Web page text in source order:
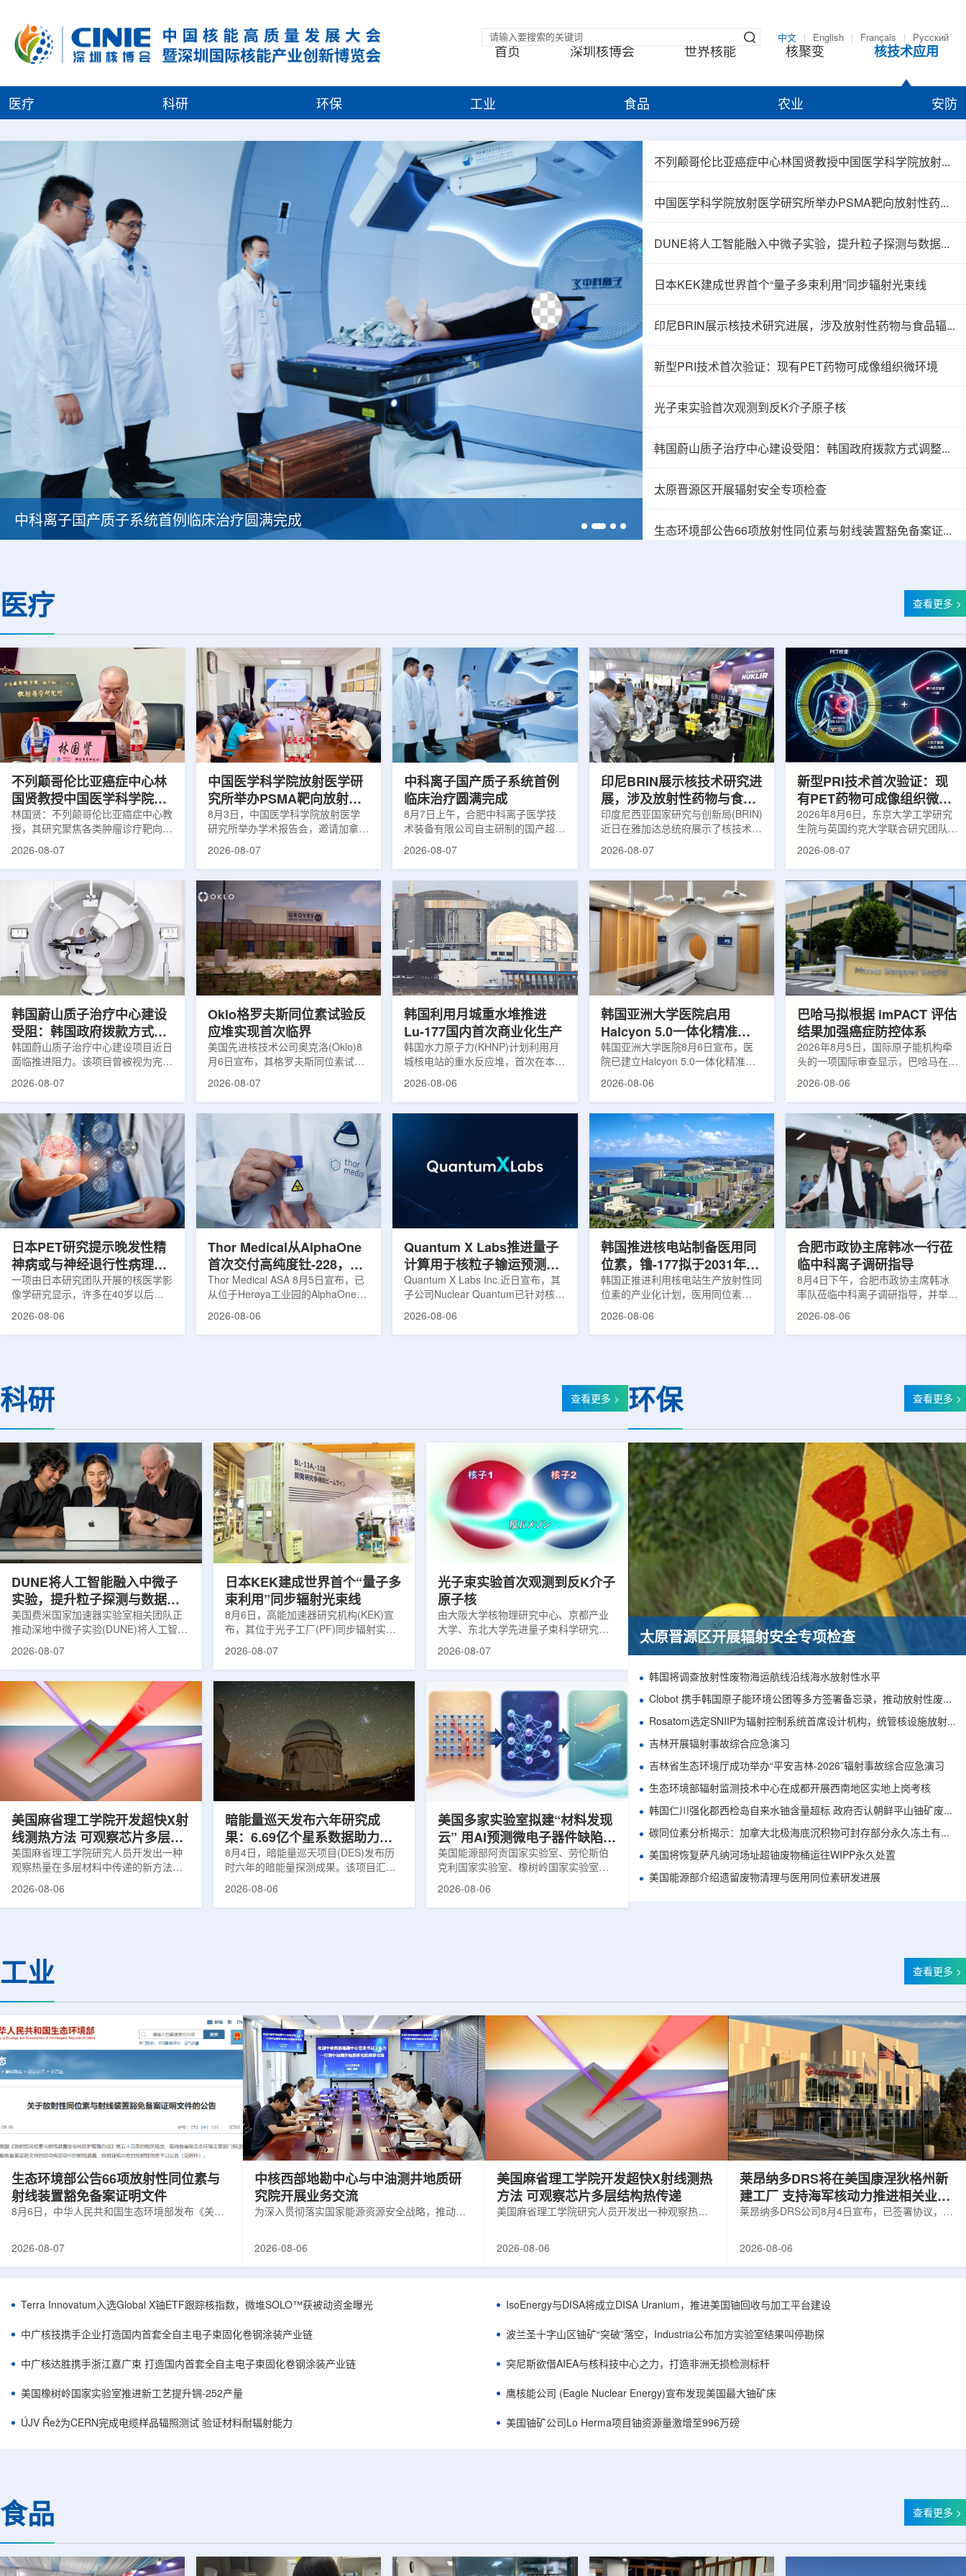
中文 English Français Русский
首页 深圳核博会 世界核能 核聚变 核技术应用
医疗 科研 环保 工业 食品 农业 安防
中科离子国产质子系统首例临床治疗圆满完成 韩国忠清北道上半年农水产品放射性检测结果达
不列颠哥伦比亚癌症中心林国贤教授中国医学科学院放射医学研究所开展学术交流
中国医学科学院放射医学研究所举办PSMA靶向放射性药物学术报告会
DUNE将人工智能融入中微子实验，提升粒子探测与数据处理能力
日本KEK建成世界首个“量子多束利用”同步辐射光束线
印尼BRIN展示核技术研究进展，涉及放射性药物与食品辐照应用
新型PRI技术首次验证：现有PET药物可成像组织微环境
光子束实验首次观测到反K介子原子核
韩国蔚山质子治疗中心建设受阻：韩国政府拨款方式调整影响项目推进
太原晋源区开展辐射安全专项检查
生态环境部公告66项放射性同位素与射线装置豁免备案证明文件
医疗 查看更多 >
不列颠哥伦比亚癌症中心林
国贤教授中国医学科学院放
射医学研究所开展学术交流
林国贤：不列颠哥伦比亚癌症中心教
授，其研究聚焦各类肿瘤诊疗靶向放
射性药物开发，迄今已主导/参与发
完成自研7款放射性药物的临床转
化，用于多种肿瘤诊疗。报告会上，
林国贤教授基于其团队多年的前沿探
索，系统梳理了针对前列腺癌靶点
PSMA的核药相关研究进展：一是F-
18标记PSMA靶向PET显像剂的分子
设计与临床优势;二是通过理性优化
分子结构，大幅提高Lu-177标记治
2026-08-07
中国医学科学院放射医学研
究所举办PSMA靶向放射性
药物学术报告会
8月3日，中国医学科学院放射医学
研究所举办学术报告会，邀请加拿大
温哥华不列颠哥伦比亚癌症中心林国
性药物开发》的学术报告。报告会采
取线上线下结合方式举行，放射所部
分科研人员和研究生参加。林国贤教
授长期从事肿瘤诊疗靶向放射性药物
开发研究，已主导或参与发表135余
篇同行评议期刊论文，提交30余项
放射性药物相关专利申请，并完成7
款自研放射性药物的临床转化，应用
2026-08-07
中科离子国产质子系统首例
临床治疗圆满完成
8月7日上午，合肥中科离子医学技
术装备有限公司自主研制的国产超导
回旋质子治疗系统，在合肥离子医学
治疗系统的重要突破。本例受试者为
肺癌患者。试验所用的超导质子治疗
系统，搭载中科离子自主研发的
SC240超导回旋加速器，具有超大照
射野、360°全周束流配送能力。治
疗全程依托多模融合4D图像引导精
准定位，能实现动态适配、精准治
疗。设备运行平稳低噪，治疗控制软
2026-08-07
印尼BRIN展示核技术研究进
展，涉及放射性药物与食品
辐照应用
印度尼西亚国家研究与创新局(BRIN)
近日在雅加达总统府展示了核技术研
究成果。BRIN局长阿里夫·萨特里亚
粮食和健康等领域。在健康领域，
BRIN正在开发用于核医学的放射性
药物。这类药物含有放射性物质，可
用于癌症诊断和治疗。阿里夫表示，
放射性药物研发对癌症识别和治疗具
有重要意义。在食品领域，BRIN将
核技术用于食品保鲜，重点包括出口
水果的辐照处理。阿里夫介绍，一些
2026-08-07
新型PRI技术首次验证：现
有PET药物可成像组织微环
境
2026年8月6日，东京大学工学研究
生院与英国约克大学联合研究团队宣
布，已建立一种利用正电子三光子衰
该方法可结合现有临床PET显像剂使
用，有望为核医学影像提供观察组织
微环境的新手段。利用正电子-3光子
衰变的下一代核医学成像概念图目前
临床PET扫描主要利用正电子双光子
湮灭过程显示药物在体内的分布和积
累情况，但对组织缺氧等与疾病恶性
程度相关的微环境信息捕捉有限。...
2026-08-07
韩国蔚山质子治疗中心建设
受阻：韩国政府拨款方式调
整影响项目推进
韩国蔚山质子治疗中心建设项目近日
面临推进阻力。该项目曾被视为完善
韩国东南部区域癌症治疗体系的关键
的难度明显上升。据蔚山市8月6日
消息，蔚山市已于去年3月完成质子
治疗中心建设可行性研究及基本规划
制定服务，并开始争取国家拨款。不
过，韩国保健福祉部回复称，难以单
独为蔚山市提供大型项目资金。此
前，蔚山市曾计划通过建设质子治疗
中心，构建癌症患者可在区域内完成
2026-08-07
Oklo格罗夫斯同位素试验反
应堆实现首次临界
美国先进核技术公司奥克洛(Oklo)8
月6日宣布，其格罗夫斯同位素试验
反应堆已在低功率状态下实现可控自
格罗夫斯同位素试验反应堆设施(图
片：格罗夫斯)格罗夫斯低功率试验
反应堆位于美国得克萨斯州洛克哈
特，是美国能源部反应堆试点计划下
首个在私人土地上实现临界的反应
堆。根据奥克洛介绍，该设施从未开
发土地起步建设，完成了土建开挖、
工程建设、组件制造或采购、燃料配
2026-08-07
韩国利用月城重水堆推进
Lu-177国内首次商业化生产
韩国水力原子力(KHNP)计划利用月
城核电站的重水反应堆，首次在本土
生产用于癌症治疗的放射性同位素
元化的供应链并缩短运输时间。此次
计划的首要目标是实现镥-177的商业
化生产，预计在2028年进行试生
产，并在2031年开始全面量产。之
后，韩国水力原子力还将扩大生产范
2026-08-06
韩国亚洲大学医院启用
Halcyon 5.0一体化精准放
射治疗方案
韩国亚洲大学医院8月6日宣布，医
院已建立Halcyon 5.0一体化精准放
射治疗解决方案，并开始全面用于患
实时运动管理整合到同一治疗流程
中，用于提升图像引导放射治疗的精
准度和安全性。此次实施方案以
Halcyon系统软件5.0版本为基础，集
成高分辨率锥形束CT成像系统
HyperSight、六自由度患者定位台
Dynamic Couch，以及表面引导放
射治疗系统IDENTIFY。亚洲大学医
2026-08-06
巴哈马拟根据 imPACT 评估
结果加强癌症防控体系
2026年8月5日，国际原子能机构牵
头的一项国际审查显示，巴哈马在加
强癌症治疗服务方面具备进一步提升
治疗效果提出了路线图。巴哈马拿骚
玛格丽特公主医院(图片：Pelow
Media/Adobe Stock)这项 imPACT
评估由国际原子能机构、世界卫生组
织/泛美卫生组织和国际癌症研究机
构共同开展，应巴哈马卫生与健康部
请求进行，重点评估该国癌症防控能
力和实际需求。6月9日至11日，专
2026-08-06
日本PET研究提示晚发性精
神病或与神经退行性病理相
关
一项由日本研究团队开展的核医学影
像学研究显示，许多在40岁以后首
次出现幻觉、妄想等精神病性症状的
踪剂^11C-PiB，以及tau蛋白PET示
踪剂^18F-florzolotau，对受试者大
神病患者中，β-淀粉样蛋白阳性...
2026-08-06
Thor Medical从AlphaOne
首次交付高纯度钍-228，商
业供货启动
Thor Medical ASA 8月5日宣布，已
从位于Herøya工业园的AlphaOne生
产设施完成首批高纯度钍-228(Th-
足靶向α疗法领域对高纯度...
2026-08-06
Quantum X Labs推进量子
计算用于核粒子输运预测模
拟
Quantum X Labs Inc.近日宣布，其
子公司Nuclear Quantum已针对核工
业计算模拟中的一项瓶颈提出新方
效率。Nuclear Quantum此次提出的
学能够直接在量子计算框架中表示和
模拟。...
2026-08-06
韩国推进核电站制备医用同
位素，镥-177拟于2031年商
业化生产
韩国正推进利用核电站生产放射性同
位素的产业化计划，医用同位素
镥-177(Lu-177)被列为首个商业化目
用较广的治疗性放射性同位素，可用
于前列腺癌、神经内分泌肿瘤等疾病
期约为6.6天，从生产、运输到药物
制备和患者给药...
2026-08-06
合肥市政协主席韩冰一行莅
临中科离子调研指导
8月4日下午，合肥市政协主席韩冰
率队莅临中科离子调研指导，并举行
座谈交流。市人大常委会副主任雍凤
经理陈永华，副总经理丁开忠、李
俊、光若怀陪同。韩冰一行详细了解
破、成果转化落地及产业化发展等方
面开...
2026-08-06
科研 查看更多 >
DUNE将人工智能融入中微子
实验，提升粒子探测与数据处
理能力
美国费米国家加速器实验室相关团队正
推动深地中微子实验(DUNE)将人工智能
互作用识别、事件分类和探测器管理能
力。DUNE位于长基线中微子设施，目
前已开始安装大型中微子探测器模块的
结构元件。该实验由近探测器和远探测
器组成：近探测器位于费米实验室，远
探测器设在南达科他州桑福德地下研究
设施地下约1英里处。两个探测器都将采
用液氩时间投影室技术，用于记录中微
2026-08-07
日本KEK建成世界首个“量子多
束利用”同步辐射光束线
8月6日，高能加速器研究机构(KEK)宣
布，其位于光子工厂(PF)同步辐射实验
射线与软X射线两束光束的同步利用。据
介绍，BL-11A和BL-11B由同步辐射学术
基础设施网络合作建设。该网络由大学
联合使用机构及联合使用、联合研究中
心的同步辐射装置组成，定位为科研和
教育基础设施。新光束线的主要特点在
于，可在同一实验条件下同时使用硬X射
线和软X射线，完成过去需要分别开展的
2026-08-07
光子束实验首次观测到反K介子
原子核
由大阪大学核物理研究中心、京都产业
大学、东北大学先进量子束科学研究中
台湾中央研究院和加拿大萨斯喀彻温大
LEPS2/Solenoid合作组，首次利用光子
束实验观测到含有反K介子的原子核。这
一成果为确认反K介子原子核的存在提供
了新的实验证据，也为理解高密度核物
质和中性子星内部结构提供了重要线
索。研究团队在日本兵库县大型同步辐
射设施SP...
2026-08-07
美国麻省理工学院开发超快X射
线测热方法 可观察芯片多层结
构热传递
美国麻省理工学院研究人员开发出一种
观察热量在多层材料中传递的新方法，
可用于精确测量计算机芯片等电子器件
多层结构时存在局限，例如常用的时域
热反射法难以区分不同材料层中的热传
题...
2026-08-06
暗能量巡天发布六年研究成
果：6.69亿个星系数据助力约
束宇宙加速膨胀
8月4日，暗能量巡天项目(DES)发布历
时六年的暗能量探测成果。该项目汇总
形成18篇相关论文，基于2013年至2019
加速...
2026-08-06
美国多家实验室拟建“材料发现
云” 用AI预测微电子器件缺陷影
响
美国能源部阿贡国家实验室、劳伦斯伯
克利国家实验室、橡树岭国家实验室和
西北大学的研究人员正计划开发材料发
工...
2026-08-06
环保 查看更多 >
太原晋源区开展辐射安全专项检查
韩国将调查放射性废物海运航线沿线海水放射性水平
Clobot 携手韩国原子能环境公团等多方签署备忘录，推动放射性废物安全管理多机型机器人示范
Rosatom选定SNIIP为辐射控制系统首席设计机构，统管核设施放射仪表标准化与进口替代保障
吉林开展辐射事故综合应急演习
吉林省生态环境厅成功举办“平安吉林-2026”辐射事故综合应急演习
生态环境部辐射监测技术中心在成都开展西南地区实地上岗考核
韩国仁川强化郡西检岛自来水铀含量超标 政府否认朝鲜平山铀矿废水影响
碳同位素分析揭示：加拿大北极海底沉积物可封存部分永久冻土有机碳
美国将恢复萨凡纳河场址超铀废物桶运往WIPP永久处置
美国能源部介绍遗留废物清理与医用同位素研发进展
工业 查看更多 >
生态环境部公告66项放射性同位素与
射线装置豁免备案证明文件
8月6日，中华人民共和国生态环境部发布《关于
将各省级生态环境主管部门报送的、已获得豁免
置、放射源或非密封放射性物质予以公告。随公
告发布的汇总表共列出66项备案记录，涉及山
东、天津、上海、河北、四川、甘肃、安徽、河
南、辽宁等地相关单位。备案内容涵盖...
2026-08-07
中核西部地勘中心与中油测井地质研
究院开展业务交流
为深入贯彻落实国家能源资源安全战略，推动油
地质研究院，开展专项技术交流研讨。会上，中
内油气测井成套装备、井下探测、岩石物理实
验、智能测井解释、深井探测及多源地质数据解
析等成熟技术体系，并结合实战案例分享了含油
气盆地铀矿勘查经验。王乐力介绍了西部中...
2026-08-06
美国麻省理工学院开发超快X射线测热
方法 可观察芯片多层结构热传递
美国麻省理工学院研究人员开发出一种观察热量
寸不断缩小、功率密度持续提高，器件过热正成
在面对真实电子器件的多层结构时存在局限，例
如常用的时域热反射法难以区分不同材料层中的
热传输情况，红外成像等方法也难以在微小尺度
上捕捉快速变化。为解决这一问题...
2026-08-06
莱昂纳多DRS将在美国康涅狄格州新
建工厂 支持海军核动力推进相关业务
增长
莱昂纳多DRS公司8月4日宣布，已签署协议，将
并为公司在核能领域的后续增长提供空间和基础
尔德帕克里奇路120号，占地约14.1087万平方英
尺。工厂建成后，将整合目前分布在康涅狄格州
丹伯里和贝瑟尔三个地点的业务。该设施预计于
2027年初投入使用，若最终设计和租户装修工...
2026-08-06
Terra Innovatum入选Global X铀ETF跟踪核指数，微堆SOLO™获被动资金曝光
中广核技携手企业打造国内首套全自主电子束固化卷钢涂装产业链
中广核达胜携手浙江嘉广束 打造国内首套全自主电子束固化卷钢涂装产业链
美国橡树岭国家实验室推进新工艺提升锎-252产量
ÚJV Řež为CERN完成电缆样品辐照测试 验证材料耐辐射能力
IsoEnergy与DISA将成立DISA Uranium，推进美国铀回收与加工平台建设
波兰圣十字山区铀矿“突破”落空，Industria公布加方实验室结果叫停勘探
突尼斯欲借AIEA与核科技中心之力，打造非洲无损检测标杆
鹰核能公司 (Eagle Nuclear Energy)宣布发现美国最大铀矿床
美国铀矿公司Lo Herma项目铀资源量激增至996万磅
食品 查看更多 >